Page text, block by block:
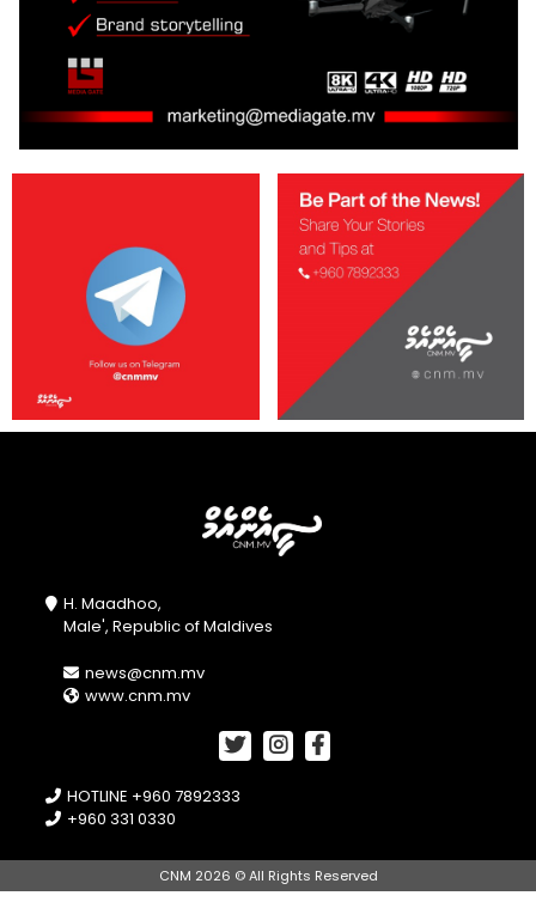
H. Maadhoo,
Male', Republic of Maldives
news@cnm.mv
www.cnm.mv
HOTLINE +960 7892333
+960 331 0330
CNM 2026 © All Rights Reserved